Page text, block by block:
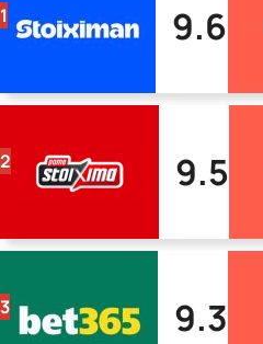
1 9.6
2 9.5
3 9.3